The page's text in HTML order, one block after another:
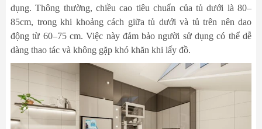
dụng. Thông thường, chiều cao tiêu chuẩn của tủ dưới là 80–
85cm, trong khi khoảng cách giữa tủ dưới và tủ trên nên dao
động từ 60–75 cm. Việc này đảm bảo người sử dụng có thể dễ
dàng thao tác và không gặp khó khăn khi lấy đồ.